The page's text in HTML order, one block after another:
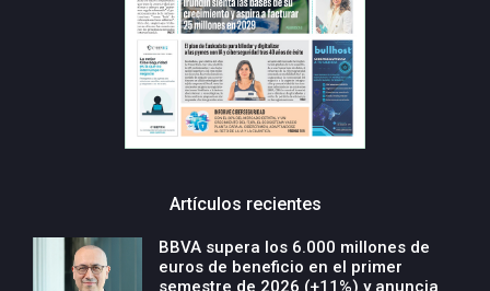
Artículos recientes
BBVA supera los 6.000 millones de
euros de beneficio en el primer
semestre de 2026 (+11%) y anuncia